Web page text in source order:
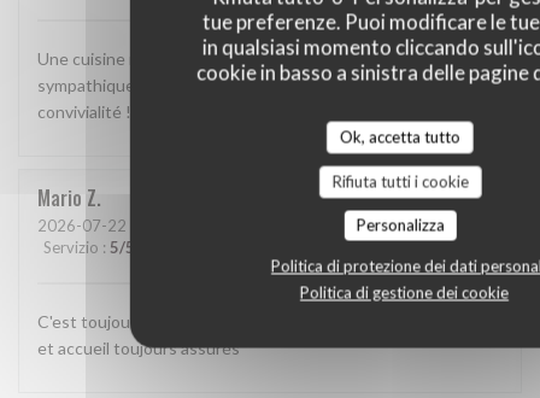
tue preferenze. Puoi modificare le
in qualsiasi momento cliccando
cookie in basso a sinistra delle pagine
Ok, accetta tutto
Rifiuta tutti i cookie
Personalizza
Politica di protezione dei dati
Politica di gestione dei cookie
Une cuisine méditerranéenne bien exécutée. Une ambiance
sympathique. Il ne manque rien pour un moment de
convivialité !
Mario Z
2026-07-22
Servizio : 5/5 Qualità / Prezzo
C'est toujours un délicieux plaisir de diner chez Tony! Qualité
et accueil toujours assurés